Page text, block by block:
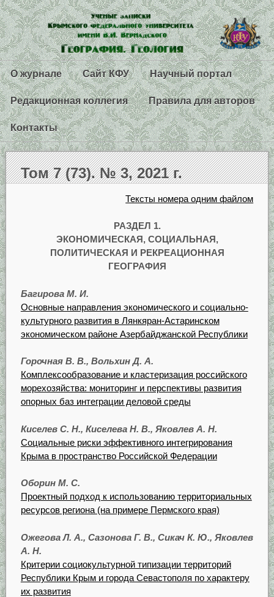
О журнале Сайт КФУ Научный портал
Редакционная коллегия Правила для авторов
Контакты
Том 7 (73). № 3, 2021 г.
Тексты номера одним файлом
РАЗДЕЛ 1.
ЭКОНОМИЧЕСКАЯ, СОЦИАЛЬНАЯ,
ПОЛИТИЧЕСКАЯ И РЕКРЕАЦИОННАЯ
ГЕОГРАФИЯ
Багирова М. И.
Основные направления экономического и социально-
культурного развития в Лянкяран-Астаринском
экономическом районе Азербайджанской Республики
Горочная В. В., Вольхин Д. А.
Комплексообразование и кластеризация российского
морехозяйства: мониторинг и перспективы развития
опорных баз интеграции деловой среды
Киселев С. Н., Киселева Н. В., Яковлев А. Н.
Социальные риски эффективного интегрирования
Крыма в пространство Российской Федерации
Оборин М. С.
Проектный подход к использованию территориальных
ресурсов региона (на примере Пермского края)
Ожегова Л. А., Сазонова Г. В., Сикач К. Ю., Яковлев
А. Н.
Критерии социокультурной типизации территорий
Республики Крым и города Севастополя по характеру
их развития